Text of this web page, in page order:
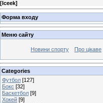
[Iceek]
Форма входу
Меню сайту
Новини спорту Про цікаве
Categories
Футбол [127]
Бокс [32]
Баскетбол [9]
Хокей [9]